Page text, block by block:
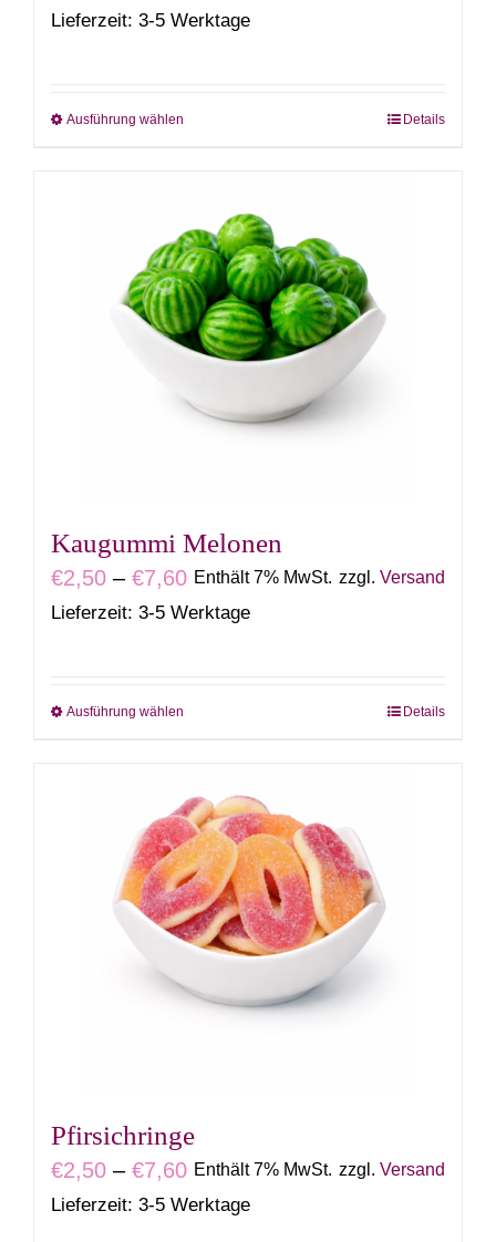
€2,50
Lieferzeit: 3-5 Werktage
Ausführung wählen
mehrere
Varianten
auf.
Die
Optionen
auf
werden
Details
Kaugummi Melonen
€2,50 – €7,60Preisspanne:
€2,50
Enthält 7% MwSt. zzgl. Versand
Lieferzeit: 3-5 Werktage
Ausführung wählen
mehrere
Varianten
auf.
Die
Optionen
können
werden
Details
Pfirsichringe
€2,50 – €7,60Preisspanne:
€2,50
Enthält 7% MwSt. zzgl. Versand
Lieferzeit: 3-5 Werktage